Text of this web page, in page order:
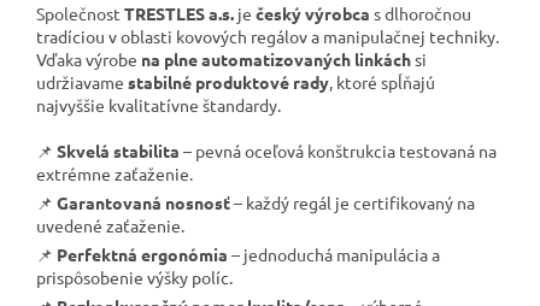
Společnost TRESTLES a.s. je český výrobca s dlhoročnou
tradíciou v oblasti kovových regálov a manipulačnej techniky.
Vďaka výrobe na plne automatizovaných linkáchsi
udržiavame stabilné produktové rady , ktoré spĺňajú
najvyššie kvalitatívne štandardy.
📌 Skvelá stabilita – pevná oceľová konštrukcia testovaná na
extrémne zaťaženie.
📌 Garantovaná nosnosť– každý regál je certifikovaný na
uvedené zaťaženie.
📌 Perfektná ergonómia – jednoduchá manipulácia a
prispôsobenie výšky políc.